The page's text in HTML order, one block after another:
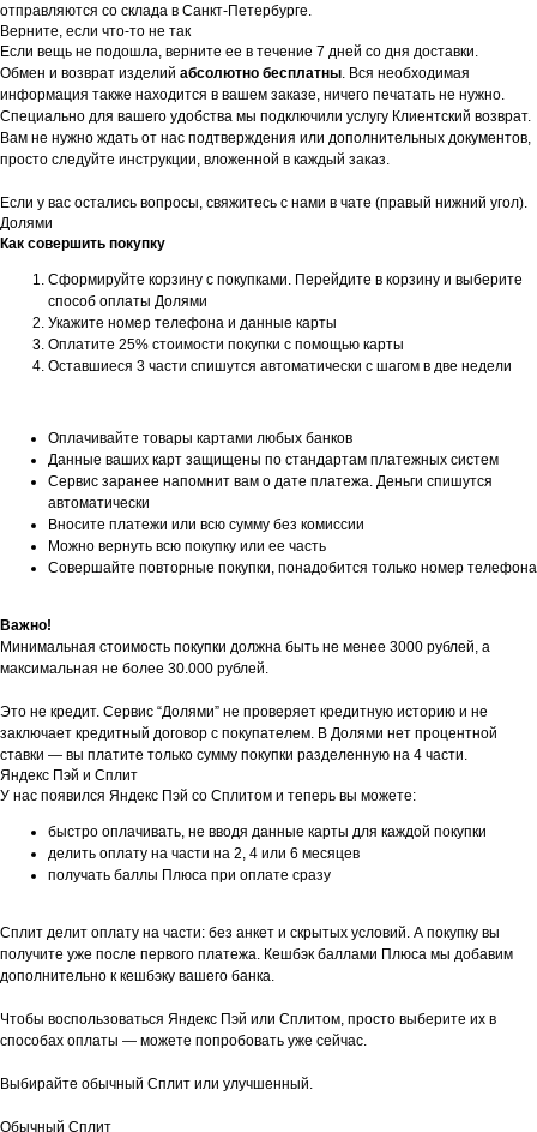
отправляются со склада в Санкт-Петербурге.
Верните, если что-то не так
Если вещь не подошла, верните ее в течение 7 дней со дня доставки.
Обмен и возврат изделий абсолютно бесплатны. Вся необходимая
информация также находится в вашем заказе, ничего печатать не нужно.
Специально для вашего удобства мы подключили услугу Клиентский возврат.
Вам не нужно ждать от нас подтверждения или дополнительных документов,
просто следуйте инструкции, вложенной в каждый заказ.
Если у вас остались вопросы, свяжитесь с нами в чате (правый нижний угол).
Долями
Как совершить покупку
Сформируйте корзину с покупками. Перейдите в корзину и выберите
способ оплаты Долями
Укажите номер телефона и данные карты
Оплатите 25% стоимости покупки с помощью карты
Оставшиеся 3 части спишутся автоматически с шагом в две недели
Оплачивайте товары картами любых банков
Данные ваших карт защищены по стандартам платежных систем
Сервис заранее напомнит вам о дате платежа. Деньги спишутся
автоматически
Вносите платежи или всю сумму без комиссии
Можно вернуть всю покупку или ее часть
Совершайте повторные покупки, понадобится только номер телефона
Важно!
Минимальная стоимость покупки должна быть не менее 3000 рублей, а
максимальная не более 30.000 рублей.
Это не кредит. Сервис “Долями” не проверяет кредитную историю и не
заключает кредитный договор с покупателем. В Долями нет процентной
ставки — вы платите только сумму покупки разделенную на 4 части.
Яндекс Пэй и Сплит
У нас появился Яндекс Пэй со Сплитом и теперь вы можете:
быстро оплачивать, не вводя данные карты для каждой покупки
делить оплату на части на 2, 4 или 6 месяцев
получать баллы Плюса при оплате сразу
Сплит делит оплату на части: без анкет и скрытых условий. А покупку вы
получите уже после первого платежа. Кешбэк баллами Плюса мы добавим
дополнительно к кешбэку вашего банка.
Чтобы воспользоваться Яндекс Пэй или Сплитом, просто выберите их в
способах оплаты — можете попробовать уже сейчас.
Выбирайте обычный Сплит или улучшенный.
Обычный Сплит